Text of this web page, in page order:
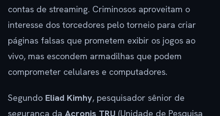
contas de streaming. Criminosos aproveitam o
interesse dos torcedores pelo torneio para criar
páginas falsas que prometem exibir os jogos ao
vivo, mas escondem armadilhas que podem
comprometer celulares e computadores.
Segundo Eliad Kimhy, pesquisador sênior de
segurança da Acronis TRU (Unidade de Pesquisa